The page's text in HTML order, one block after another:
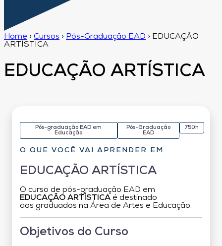
Home › Cursos › Pós-Graduação EAD › EDUCAÇÃO
ARTÍSTICA
EDUCAÇÃO ARTÍSTICA
Pós-graduação EAD em
Educação
Pós-Graduação
EAD
750h
O QUE VOCÊ VAI APRENDER EM
EDUCAÇÃO ARTÍSTICA
O curso de pós-graduação EAD em
EDUCAÇÃO ARTÍSTICA é destinado
aos graduados na Área de Artes e Educação.
Objetivos do Curso